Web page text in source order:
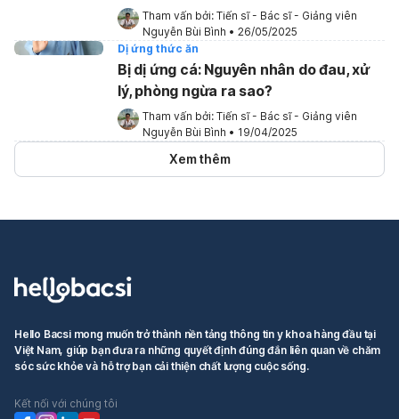
Tham vấn bởi: Tiến sĩ - Bác sĩ - Giảng viên
Nguyễn Bùi Bình • 26/05/2025
Dị ứng thức ăn
Bị dị ứng cá: Nguyên nhân do đau, xử
lý, phòng ngừa ra sao?
Tham vấn bởi: Tiến sĩ - Bác sĩ - Giảng viên
Nguyễn Bùi Bình • 19/04/2025
Xem thêm
Hello Bacsi mong muốn trở thành nền tảng thông tin y khoa hàng đầu tại
Việt Nam, giúp bạn đưa ra những quyết định đúng đắn liên quan về chăm
sóc sức khỏe và hỗ trợ bạn cải thiện chất lượng cuộc sống.
Kết nối với chúng tôi